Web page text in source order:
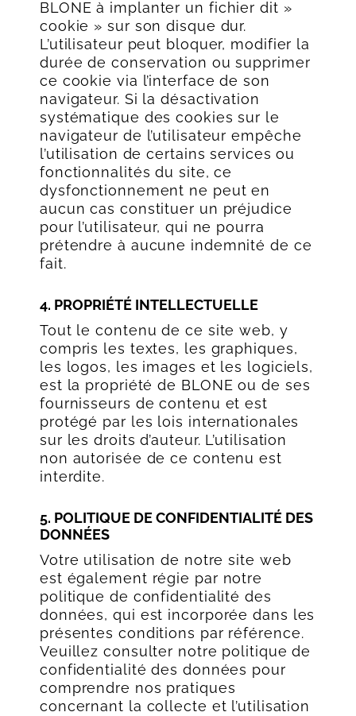
BLONE à implanter un fichier dit »
cookie » sur son disque dur.
L’utilisateur peut bloquer, modifier la
durée de conservation ou supprimer
ce cookie via l’interface de son
navigateur. Si la désactivation
systématique des cookies sur le
navigateur de l’utilisateur empêche
l’utilisation de certains services ou
fonctionnalités du site, ce
dysfonctionnement ne peut en
aucun cas constituer un préjudice
pour l’utilisateur, qui ne pourra
prétendre à aucune indemnité de ce
fait.
4. PROPRIÉTÉ INTELLECTUELLE
Tout le contenu de ce site web, y
compris les textes, les graphiques,
les logos, les images et les logiciels,
est la propriété de BLONE ou de ses
fournisseurs de contenu et est
protégé par les lois internationales
sur les droits d’auteur. L’utilisation
non autorisée de ce contenu est
interdite.
5. POLITIQUE DE CONFIDENTIALITÉ DES
DONNÉES
Votre utilisation de notre site web
est également régie par notre
politique de confidentialité des
données, qui est incorporée dans les
présentes conditions par référence.
Veuillez consulter notre politique de
confidentialité des données pour
comprendre nos pratiques
concernant la collecte et l’utilisation